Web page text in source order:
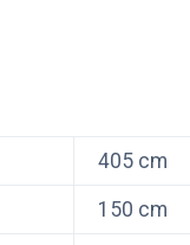
405 cm
150 cm